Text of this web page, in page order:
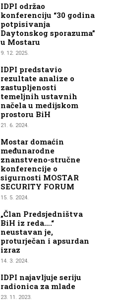
IDPI održao
konferenciju “30 godina
potpisivanja
Daytonskog sporazuma”
u Mostaru
9. 12. 2025.
IDPI predstavio
rezultate analize o
zastupljenosti
temeljnih ustavnih
načela u medijskom
prostoru BiH
21. 6. 2024.
Mostar domaćin
međunarodne
znanstveno-stručne
konferencije o
sigurnosti MOSTAR
SECURITY FORUM
15. 5. 2024.
„Član Predsjedništva
BiH iz reda….“
neustavan je,
proturječan i apsurdan
izraz
14. 3. 2024.
IDPI najavljuje seriju
radionica za mlade
23. 11. 2023.